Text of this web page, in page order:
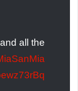
all the